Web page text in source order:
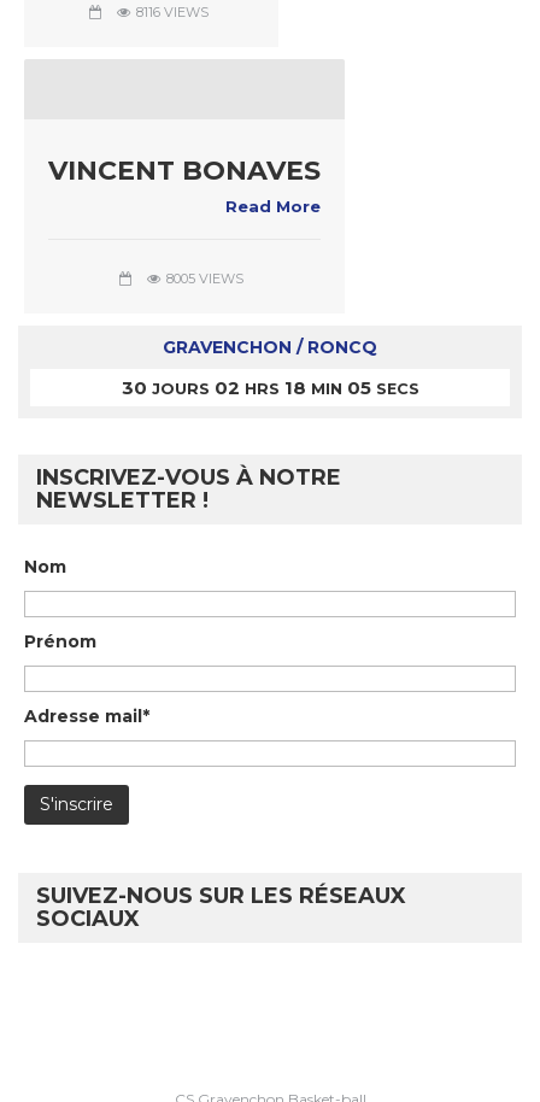
8116 VIEWS
VINCENT BONAVES
Read More
8005 VIEWS
GRAVENCHON / RONCQ
30 JOURS 02 HRS 18 MIN 05 SECS
INSCRIVEZ-VOUS À NOTRE
NEWSLETTER !
Nom
Prénom
Adresse mail*
SUIVEZ-NOUS SUR LES RÉSEAUX
SOCIAUX